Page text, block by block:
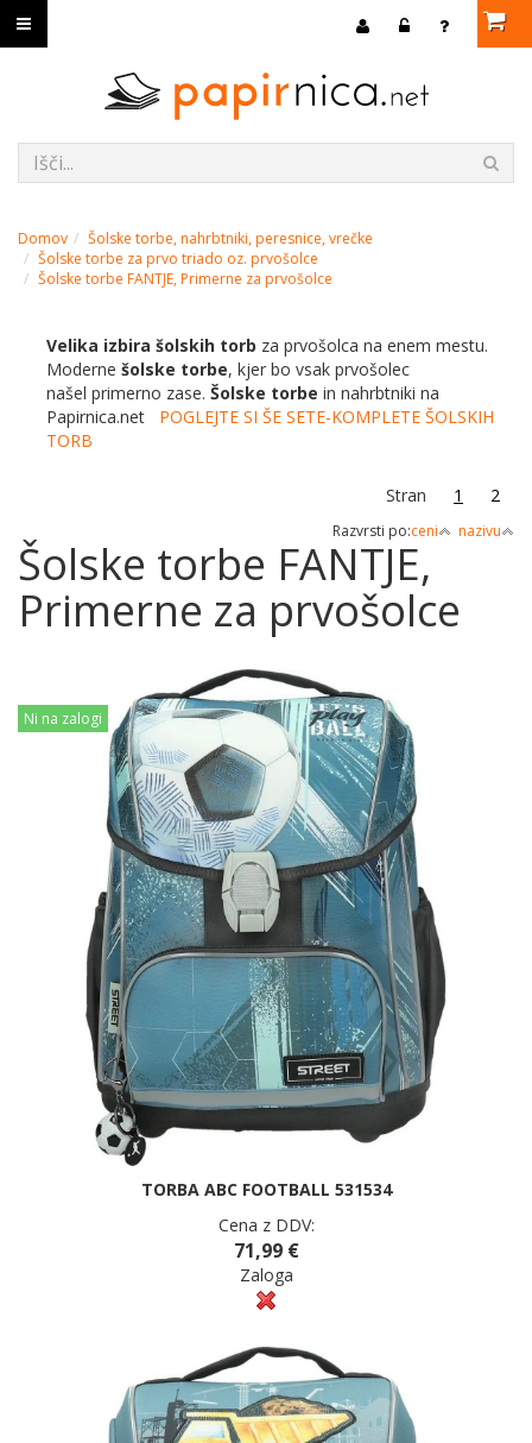
Domov
Šolske torbe, nahrbtniki, peresnice, vrečke
Šolske torbe za prvo triado oz. prvošolce
Šolske torbe FANTJE, Primerne za prvošolce
Velika izbira šolskih torb za prvošolca na enem mestu.
Moderne šolske torbe, kjer bo vsak prvošolec
našel primerno zase. Šolske torbe in nahrbtniki na
Papirnica.net POGLEJTE SI ŠE SETE-KOMPLETE ŠOLSKIH
TORB
Stran 1 2
Razvrsti po:ceni nazivu
Šolske torbe FANTJE,
Primerne za prvošolce
Ni na zalogi
TORBA ABC FOOTBALL 531534
Cena z DDV:
71,99 €
Zaloga